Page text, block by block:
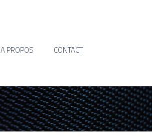
A PROPOS CONTACT